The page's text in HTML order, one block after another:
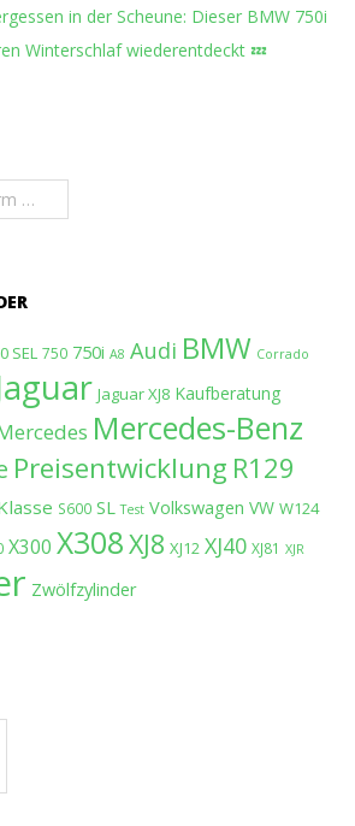
in der Scheune: Dieser BMW 750i
Winterschlaf wiederentdeckt 💤
SEL 750 750i A8 Audi BMW Corrado
Jaguar XJ8 Kaufberatung
Mercedes-Benz
Preisentwicklung R129
S600 SL Test Volkswagen VW W124
X300 X308XJ8 XJ12 XJ40 XJ81 XJR
Zwölfzylinder